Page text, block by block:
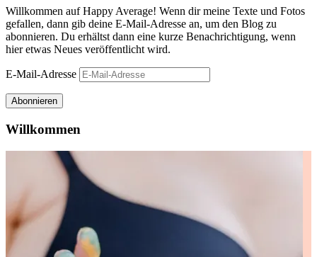
Willkommen auf Happy Average! Wenn dir meine Texte und Fotos
gefallen, dann gib deine E-Mail-Adresse an, um den Blog zu
abonnieren. Du erhältst dann eine kurze Benachrichtigung, wenn
hier etwas Neues veröffentlicht wird.
E-Mail-Adresse
Abonnieren
Willkommen